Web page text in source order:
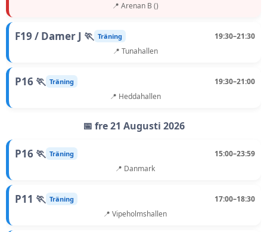
📍 Arenan B ()
F19 / Damer J 🏃 Träning
19:30–21:30
📍 Tunahallen
P16 🏃 Träning
19:30–21:00
📍 Heddahallen
📅 fre 21 Augusti 2026
P16 🏃 Träning
15:00–23:59
📍 Danmark
P11 🏃 Träning
17:00–18:30
📍 Vipeholmshallen